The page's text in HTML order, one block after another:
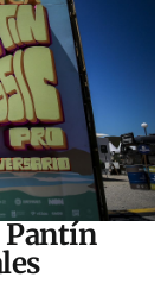
Pantín